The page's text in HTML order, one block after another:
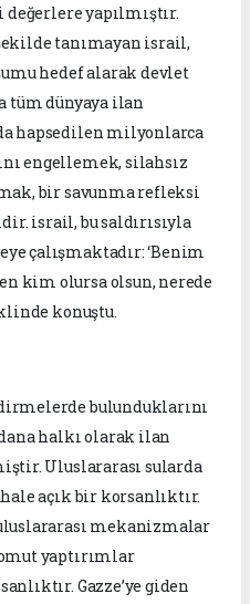
yapılmıştır.
tanımayan israil,
hedef alarak devlet
tüm dünyaya ilan
hapsedilen milyonlarca
engellemek, silahsız
bir savunma refleksi
israil, bu saldırısıyla
çalışmaktadır: ‘Benim
kim olursa olsun, nerede
konuştu.
bulunduklarını
halkı olarak ilan
Uluslararası sularda
açık bir korsanlıktır.
mekanizmalar
yaptırımlar
Gazze’ye giden